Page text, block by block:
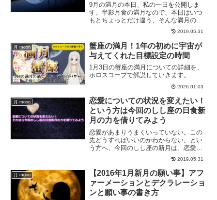
9月の満月の本日、私の一日を公開しま
す。半影月食の満月なので、本日はいつ
もとちょっとだけ違う、そんな満月の一
日を過ごしています。せっかくの今年最
後の半影月食の満月の日なので、素敵な
一日をお過ごしください。
2019.05.31
月 moon
蟹座の満月！1年の初めに宇宙が
与えてくれた目標設定の時間
1月3日の蟹座の満月についての詳細を、
ホロスコープで解説していきます。
2026.01.03
月 moon
恋愛についての状況を変えたい！
という方は今回のしし座の日食新
月の力を借りてみよう
恋愛があまりうまくいっていない。この
先どうすればいいのかわからない。とい
う方へ、今回のしし座の新月は、恋愛や
ロマンスと関係がある新月でもありま
す。しし座の力、そして日食の力を借り
て停滞していた恋愛を変化させていきま
せんか？
2019.05.31
月 moon
【2016年1月新月の願い事】アフ
ァーメーションとデクラレーショ
ンと願い事の書き方